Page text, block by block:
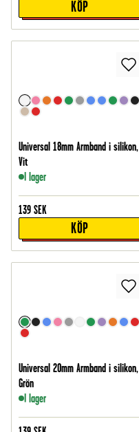
KÖP
Universal 18mm Armband i silikon,
Vit
I lager
139 SEK
KÖP
Universal 20mm Armband i silikon,
Grön
I lager